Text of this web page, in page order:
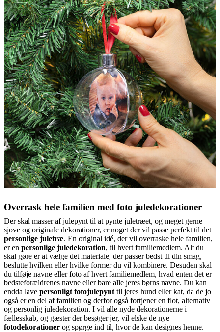
Overrask hele familien med foto juledekorationer
Der skal masser af julepynt til at pynte juletræet, og meget gerne
sjove og originale dekorationer, er noget der vil passe perfekt til det
personlige juletræ. En original idé, der vil overraske hele familien,
er en personlige juledekoration, til hvert familiemedlem. Alt du
skal gøre er at vælge det materiale, der passer bedst til din smag,
beslutte hvilken eller hvilke former du vil kombinere. Desuden skal
du tilføje navne eller foto af hvert familiemedlem, hvad enten det er
bedsteforældrenes navne eller bare alle jeres børns navne. Du kan
endda lave personligt fotojulepynt til jeres hund eller kat, da de jo
også er en del af familien og derfor også fortjener en flot, alternativ
og personlig juledekoration. I vil alle nyde dekorationerne i
fællesskab, og gæster der besøger jer, vil elske de nye
fotodekorationer og spørge ind til, hvor de kan designes henne.